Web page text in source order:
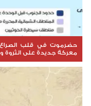
حضرموت في قلب
معركة جديدة على الثروة